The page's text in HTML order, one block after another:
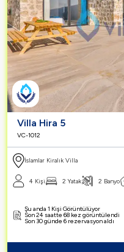
Villa Hira 5
VC-1012
İslamlar Kiralık Villa
4 Kişi 2 Yatak 2 Banyo
Şu anda 1 Kişi Görüntülüyor
Son 24 saatte 68 kez görüntülendi
Son 30 günde 6 rezervasyon aldı